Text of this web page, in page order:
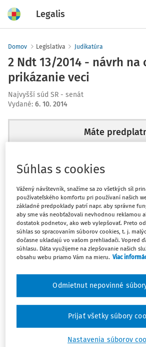
Legalis
Domov Legislatíva Judikatúra
2 Ndt 13/2014 - návrh na
prikázanie veci
Najvyšší súd SR - senát
Vydané: 6. 10. 2014
Máte
Ups, zatiaľ ste si
začiatok...
Celý odborný obsah z
dostupný
Odomknite si prístup k
obsahu a získajte prístup
zdarma, stačí sa len
Vďaka registrácii získate
vybranému
Súhlas s cookies
Vážený návštevník, snažíme sa zo všetkých síl
používateľského komfortu pri používaní našich
základné predpoklady patrí napr. aby správne
aby sme vás neobťažovali nevhodnou reklamou
dostatok podnetov, ako web vylepšovať. Preto
súhlas so spracovaním súborov cookies, t. j.
dočasne ukladajú vo vašom prehliadači. Vopred
súhlasu. Dáta využijeme na zlepšovanie našich
obsahu webu priamo Vám na mieru. Viac
Nastavenia súborov
Odmietnut nepovinné
Prijať všetky súbory